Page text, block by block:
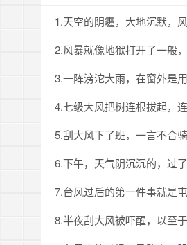
1.天空的阴霾，大地沉默，
2.风暴就像地狱打开了一般，
3.一阵滂沱大雨，在窗外是
4.七级大风把树连根拔起，
5.刮大风下了班，一言不合
6.下午，天气阴沉沉的，过
7.台风过后的第一件事就是
8.半夜刮大风被吓醒，以至